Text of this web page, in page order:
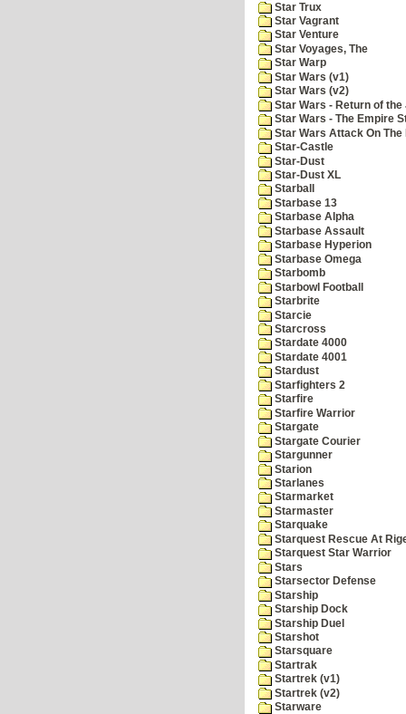
Star Trux
Star Vagrant
Star Venture
Star Voyages, The
Star Warp
Star Wars (v1)
Star Wars (v2)
Star Wars - Return of
Star Wars - The Empire
Star Wars Attack On The
Star-Castle
Star-Dust
Star-Dust XL
Starball
Starbase 13
Starbase Alpha
Starbase Assault
Starbase Hyperion
Starbase Omega
Starbomb
Starbowl Football
Starbrite
Starcie
Starcross
Stardate 4000
Stardate 4001
Stardust
Starfighters 2
Starfire
Starfire Warrior
Stargate
Stargate Courier
Stargunner
Starion
Starlanes
Starmarket
Starmaster
Starquake
Starquest Rescue At
Starquest Star Warrior
Stars
Starsector Defense
Starship
Starship Dock
Starship Duel
Starshot
Starsquare
Startrak
Startrek (v1)
Startrek (v2)
Starware